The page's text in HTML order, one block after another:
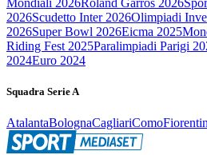
Mondiali 2026Roland Garros 2026
2026Scudetto Inter 2026Olimpiadi
2026Super Bowl 2026Eicma 2025
Riding Fest 2025Paralimpiadi Parigi
2024Euro 2024
Squadra Serie A
AtalantaBolognaCagliariComo